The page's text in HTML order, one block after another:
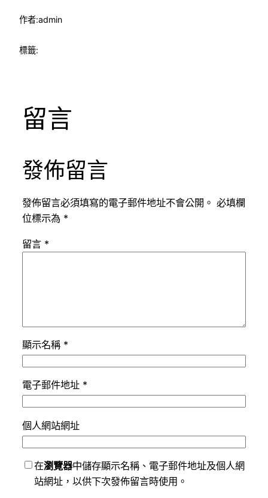
作者:admin
標籤:
留言
發佈留言
發佈留言必須填寫的電子郵件地址不會公開。 必填欄
位標示為 *
留言 *
顯示名稱 *
電子郵件地址 *
個人網站網址
在瀏覽器中儲存顯示名稱、電子郵件地址及個人網
站網址，以供下次發佈留言時使用。